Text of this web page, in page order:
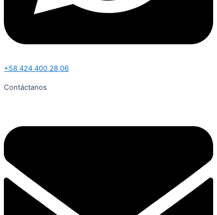
+58 424 400 28 06
Contáctanos